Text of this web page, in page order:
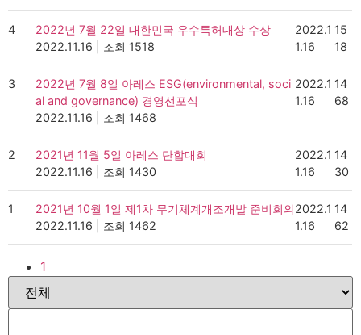
4
2022년 7월 22일 대한민국 우수특허대상 수상
2022.11.16
조회 1518
2022.1
1.16
15
18
3
2022년 7월 8일 아레스 ESG(environmental, soci
al and governance) 경영선포식
2022.11.16
조회 1468
2022.1
1.16
14
68
2
2021년 11월 5일 아레스 단합대회
2022.11.16
조회 1430
2022.1
1.16
14
30
1
2021년 10월 1일 제1차 무기체계개조개발 준비회의
2022.11.16
조회 1462
2022.1
1.16
14
62
1